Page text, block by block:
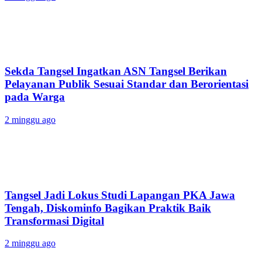
Sekda Tangsel Ingatkan ASN Tangsel Berikan
Pelayanan Publik Sesuai Standar dan Berorientasi
pada Warga
2 minggu ago
Tangsel Jadi Lokus Studi Lapangan PKA Jawa
Tengah, Diskominfo Bagikan Praktik Baik
Transformasi Digital
2 minggu ago